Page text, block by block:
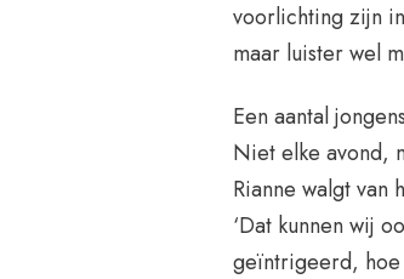
voorlichting zijn
maar luister wel
Een aantal
Niet elke avond,
Rianne walgt
‘Dat kunnen wij
geïntrigeerd, hoe